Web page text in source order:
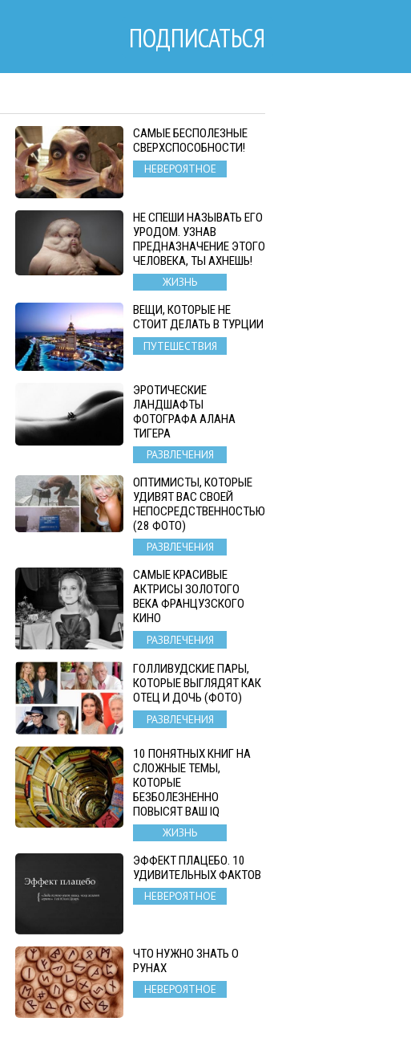
ПОДПИСАТЬСЯ
САМЫЕ БЕСПОЛЕЗНЫЕ
СВЕРХСПОСОБНОСТИ!
НЕВЕРОЯТНОЕ
НЕ СПЕШИ НАЗЫВАТЬ ЕГО
УРОДОМ. УЗНАВ
ПРЕДНАЗНАЧЕНИЕ ЭТОГО
ЧЕЛОВЕКА, ТЫ АХНЕШЬ!
ЖИЗНЬ
ВЕЩИ, КОТОРЫЕ НЕ
СТОИТ ДЕЛАТЬ В ТУРЦИИ
ПУТЕШЕСТВИЯ
ЭРОТИЧЕСКИЕ
ЛАНДШАФТЫ
ФОТОГРАФА АЛАНА
ТИГЕРА
РАЗВЛЕЧЕНИЯ
ОПТИМИСТЫ, КОТОРЫЕ
УДИВЯТ ВАС СВОЕЙ
НЕПОСРЕДСТВЕННОСТЬЮ
(28 ФОТО)
РАЗВЛЕЧЕНИЯ
САМЫЕ КРАСИВЫЕ
АКТРИСЫ ЗОЛОТОГО
ВЕКА ФРАНЦУЗСКОГО
КИНО
РАЗВЛЕЧЕНИЯ
ГОЛЛИВУДСКИЕ ПАРЫ,
КОТОРЫЕ ВЫГЛЯДЯТ КАК
ОТЕЦ И ДОЧЬ (ФОТО)
РАЗВЛЕЧЕНИЯ
10 ПОНЯТНЫХ КНИГ НА
СЛОЖНЫЕ ТЕМЫ,
КОТОРЫЕ
БЕЗБОЛЕЗНЕННО
ПОВЫСЯТ ВАШ IQ
ЖИЗНЬ
ЭФФЕКТ ПЛАЦЕБО. 10
УДИВИТЕЛЬНЫХ ФАКТОВ
НЕВЕРОЯТНОЕ
ЧТО НУЖНО ЗНАТЬ О
РУНАХ
НЕВЕРОЯТНОЕ